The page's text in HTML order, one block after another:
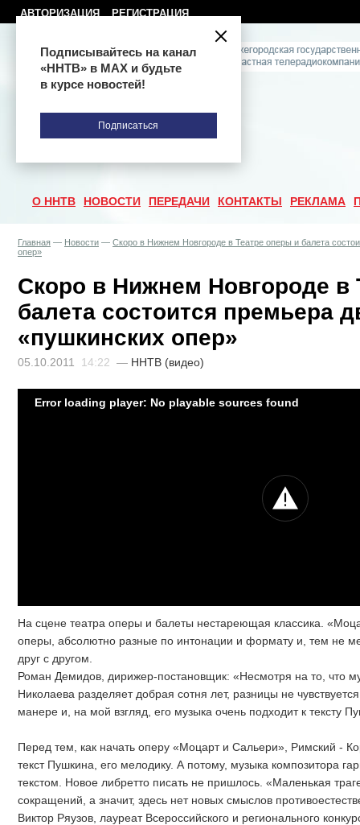
АВТОРИЗАЦИЯ РЕГИСТРАЦИЯ
О ННТВ НОВОСТИ ПЕРЕДАЧИ КОНТАКТЫ РЕКЛАМА
Главная — Новости — Скоро в Нижнем Новгороде в Театре оперы и балета
опер»
Скоро в Нижнем Новгороде в
балета состоится премьера
«пушкинских опер»
05.10.2011 14:22 — ННТВ (видео)
Error loading player: No playable sources found
На сцене театра оперы и балеты нестареющая классика.
оперы, абсолютно разные по интонации и формату и, тем не
друг с другом.
Роман Демидов, дирижер-постановщик: «Несмотря на то, что
Николаева разделяет добрая сотня лет, разницы не
манере и, на мой взгляд, его музыка очень подходит к тексту
Перед тем, как начать оперу «Моцарт и Сальери», Римский -
текст Пушкина, его мелодику. А потому, музыка композитора
текстом. Новое либретто писать не пришлось. «Маленькая
сокращений, а значит, здесь нет новых смыслов
Виктор Ряузов, лауреат Всероссийского и регионального
Подписывайтесь на канал
«ННТВ» в МАХ и будьте
в курсе новостей!
Подписаться